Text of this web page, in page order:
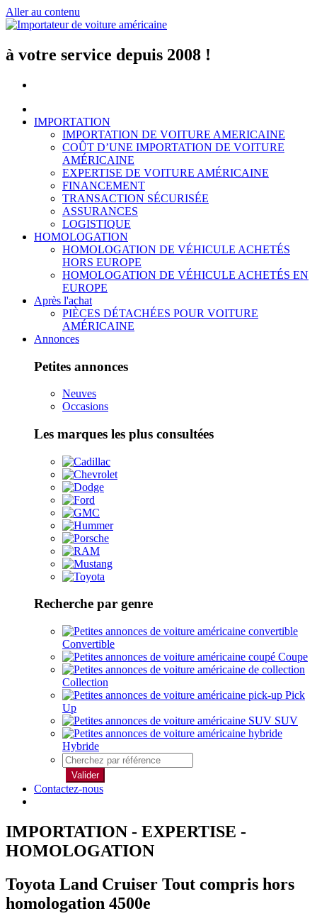
Aller au contenu
à votre service depuis 2008 !
IMPORTATION
IMPORTATION DE VOITURE AMERICAINE
COÛT D’UNE IMPORTATION DE VOITURE
AMÉRICAINE
EXPERTISE DE VOITURE AMÉRICAINE
FINANCEMENT
TRANSACTION SÉCURISÉE
ASSURANCES
LOGISTIQUE
HOMOLOGATION
HOMOLOGATION DE VÉHICULE ACHETÉS
HORS EUROPE
HOMOLOGATION DE VÉHICULE ACHETÉS EN
EUROPE
Après l'achat
PIÈCES DÉTACHÉES POUR VOITURE
AMÉRICAINE
Annonces
Petites annonces
Neuves
Occasions
Les marques les plus consultées
Recherche par genre
Convertible
Coupe
Collection
Pick
Up
SUV
Hybride
Valider
Contactez-nous
IMPORTATION - EXPERTISE -
HOMOLOGATION
Toyota Land Cruiser Tout compris hors
homologation 4500e